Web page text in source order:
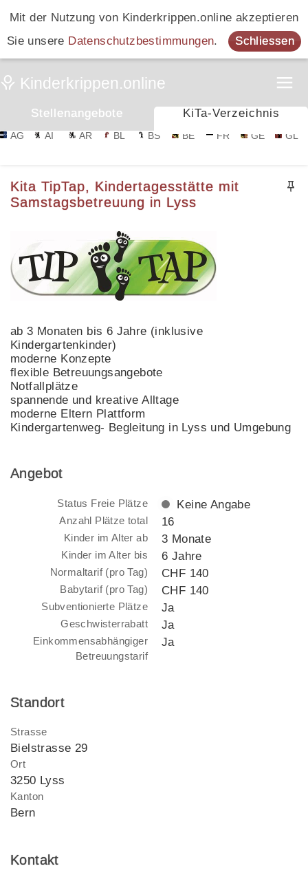
Mit der Nutzung von Kinderkrippen.online akzeptieren
Sie unsere Datenschutzbestimmungen. Schliessen
Stellenangebote KiTa-Verzeichnis
AG AI AR BL BS BE FR GE GL
Kita TipTap, Kindertagesstätte mit
Samstagsbetreuung in Lyss
ab 3 Monaten bis 6 Jahre (inklusive
Kindergartenkinder)
moderne Konzepte
flexible Betreuungsangebote
Notfallplätze
spannende und kreative Alltage
moderne Eltern Plattform
Kindergartenweg- Begleitung in Lyss und Umgebung
Angebot
Status Freie Plätze Keine Angabe
Anzahl Plätze total 16
Kinder im Alter ab 3 Monate
Kinder im Alter bis 6 Jahre
Normaltarif (pro Tag) CHF 140
Babytarif (pro Tag) CHF 140
Subventionierte Plätze Ja
Geschwisterrabatt Ja
Einkommensabhängiger
Betreuungstarif
Ja
Standort
Strasse
Bielstrasse 29
Ort
3250 Lyss
Kanton
Bern
Kontakt